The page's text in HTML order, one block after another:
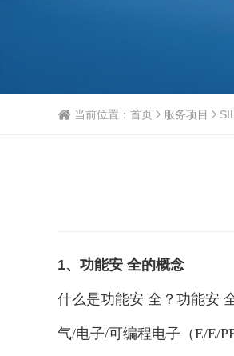
当前位置： 首页 服务项目
1、功能安 全的概念
什么是功能安 全？功能安
气/电子/可编程电子（E/E/